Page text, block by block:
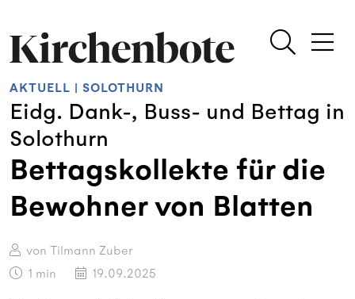
AKTUELL SOLOTHURN
Eidg. Dank-, Buss- und Bettag in
Solothurn
Bettagskollekte für die
Bewohner von Blatten
von Tilmann Zuber
1 min 19.09.2025